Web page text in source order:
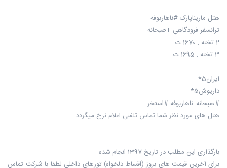
هتل ماریناپارک #ناهاربوفه
ترانسفر فرودگاهی +صبحانه
2 تخته : 1670 ت
3 تخته : 1695 ت
ایران5*
داریوش5*
#صبحانه_ناهاربوفه #استخر
هتل های مورد نظر شما تماس تلفنی اعلام نرخ میگردد
بارگذاری این مطلب در تاریخ 1397 انجام شده
برای آخرین قیمت های بروز (اقساط دلخواه) تورهای داخلی لطفا با شرکت تماس